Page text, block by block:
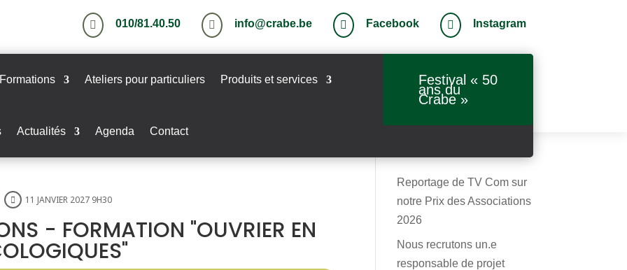
 010/81.40.50  info@crabe.be  Facebook  Instagram
Formations Ateliers pour particuliers Produits et services
Actualités Agenda Contact
Festival « 50
ans du
Crabe »
11 JANVIER 2027 9H30
- FORMATION "OUVRIER EN
Reportage de TV Com sur
notre Prix des Associations
2026
Nous recrutons un.e
responsable de projet